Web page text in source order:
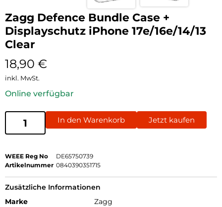
Zagg Defence Bundle Case +
Displayschutz iPhone 17e/16e/14/13
Clear
18,90 €
inkl. MwSt.
Online verfügbar
In den Warenkorb Jetzt kaufen
WEEE Reg No
DE65750739
Artikelnummer 0840390351715
Zusätzliche Informationen
Marke
Zagg